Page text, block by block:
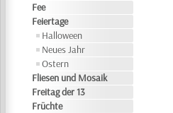
Fee
Feiertage
Halloween
Neues Jahr
Ostern
Fliesen und Mosaik
Freitag der 13
Früchte